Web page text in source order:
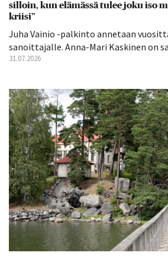
silloin, kun elämässä tulee joku iso
kriisi”
Juha Vainio -palkinto annetaan
sanoittajalle. Anna-Mari Kaskinen on
31.07.2026